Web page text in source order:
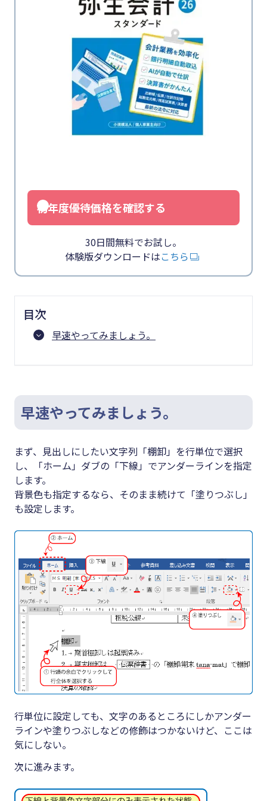
初年度優待価格を確認する
30日間無料でお試し。
体験版ダウンロードはこちら
目次
早速やってみましょう。
早速やってみましょう。
まず、見出しにしたい文字列「棚卸」を行単位で選択
し、「ホーム」ダブの「下線」でアンダーラインを指定
します。
背景色も指定するなら、そのまま続けて「塗りつぶし」
も設定します。
行単位に設定しても、文字のあるところにしかアンダー
ラインや塗りつぶしなどの修飾はつかないけど、ここは
気にしない。
次に進みます。